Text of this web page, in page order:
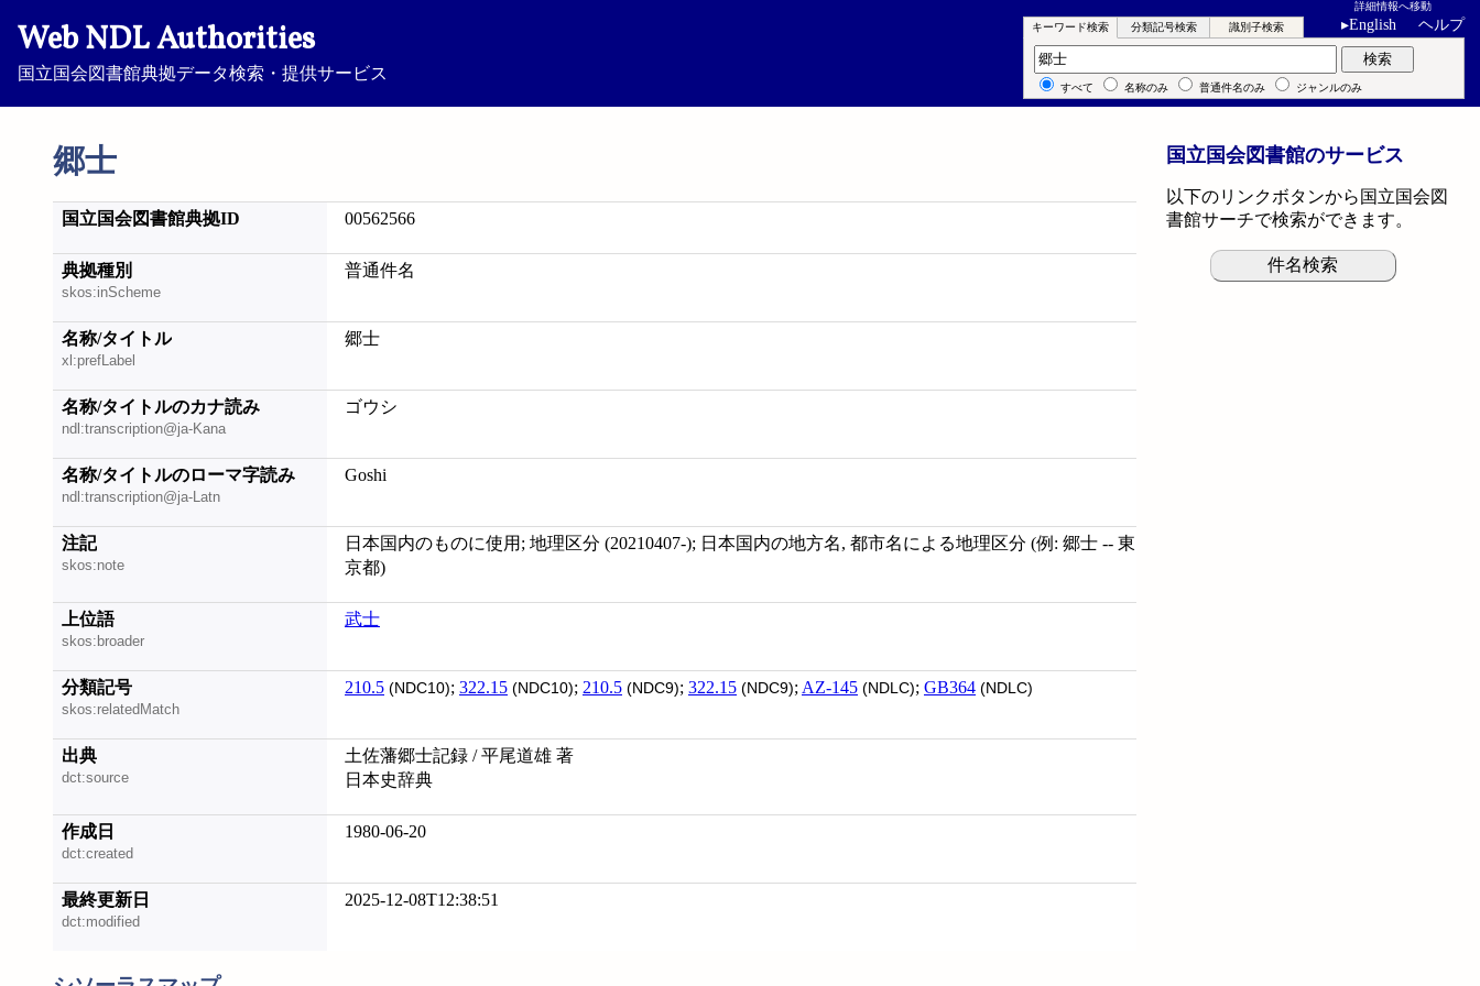
Web NDL Authorities
国立国会図書館典拠データ検索・提供サービス
詳細情報へ移動
▸English ヘルプ
郷士
キーワード検索 分類記号検索 識別子検索
キーワード検索 検索
すべて 名称のみ 普通件名のみ ジャンルのみ
国立国会図書館典拠ID 00562566
典拠種別
skos:inScheme
普通件名
名称/タイトル
xl:prefLabel
郷士
名称/タイトルのカナ読み
ndl:transcription@ja-Kana
ゴウシ
名称/タイトルのローマ字読み
ndl:transcription@ja-Latn
Goshi
注記
skos:note
日本国内のものに使用; 地理区分 (20210407-); 日本国内の地方名, 都市名による地理区分 (例: 郷士 -- 東
京都)
上位語
skos:broader
武士
分類記号
skos:relatedMatch
210.5 (NDC10); 322.15 (NDC10); 210.5 (NDC9); 322.15 (NDC9); AZ-145 (NDLC); GB364 (NDLC)
出典
dct:source
土佐藩郷士記録 / 平尾道雄 著
日本史辞典
作成日
dct:created
1980-06-20
最終更新日
dct:modified
2025-12-08T12:38:51
国立国会図書館のサービス
以下のリンクボタンから国立国会図
書館サーチで検索ができます。
件名検索